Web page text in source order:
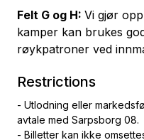
Felt G og H: Vi gjør
kamper kan brukes
røykpatroner ved
Restrictions
- Utlodning eller
avtale med Sarpsborg 08.
- Billetter kan ikke